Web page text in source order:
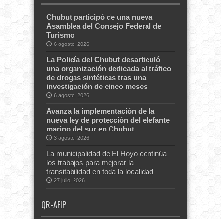
Chubut participó de una nueva
Asamblea del Consejo Federal de
Turismo
6 agosto, 2026
La Policía del Chubut desarticuló
una organización dedicada al tráfico
de drogas sintéticas tras una
investigación de cinco meses
6 agosto, 2026
Avanza la implementación de la
nueva ley de protección del elefante
marino del sur en Chubut
3 agosto, 2026
La municipalidad de El Hoyo continúa
los trabajos para mejorar la
transitabilidad en toda la localidad
27 julio, 2026
QR-AFIP